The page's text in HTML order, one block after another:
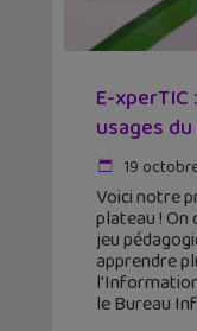
E-
usages
19
Voici notre
plateau ! On
jeu
apprendre
le Bureau